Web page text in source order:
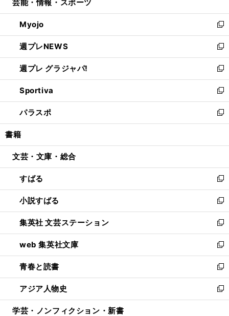
開
く
ウ
で
開
く
ン
ド
ウ
で
開
く
ウ
ィ
ン
ド
ウ
で
開
く
芸能・情報・スポーツ
Myojo
新
し
い
ウ
ィ
ン
ド
ウ
で
開
週プレNEWS
新
し
い
ウ
ィ
ン
ド
ウ
開
週プレ グラジャパ!
新
し
い
ウ
ィ
ン
ウ
開
く
Sportiva
新
し
い
ウ
ン
ウ
で
開
く
パラスポ
新
し
ウ
ン
ド
ウ
で
開
く
書籍
文芸・文庫・総合
すばる
新
し
い
ウ
ィ
ン
ド
ウ
で
開
く
小説すばる
新
し
い
ウ
ィ
ン
ド
ウ
で
開
集英社 文芸ステーション
新
し
い
ウ
ィ
ン
ド
ウ
web 集英社文庫
新
し
い
ウ
ィ
ン
青春と読書
新
し
い
ウ
アジア人物史
新
し
学芸・ノンフィクション・新書